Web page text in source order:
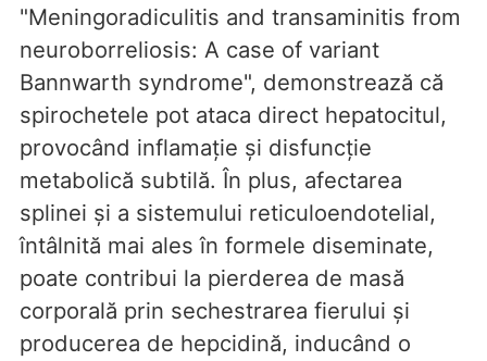
"Meningoradiculitis and transaminitis from
neuroborreliosis: A case of variant
Bannwarth syndrome", demonstrează că
spirochetele pot ataca direct hepatocitul,
provocând inflamație și disfuncție
metabolică subtilă. În plus, afectarea
splinei și a sistemului reticuloendotelial,
întâlnită mai ales în formele diseminate,
poate contribui la pierderea de masă
corporală prin sechestrarea fierului și
producerea de hepcidină, inducând o